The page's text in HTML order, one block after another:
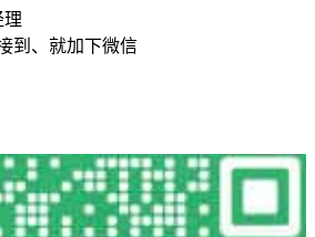
理
到、就加下微信